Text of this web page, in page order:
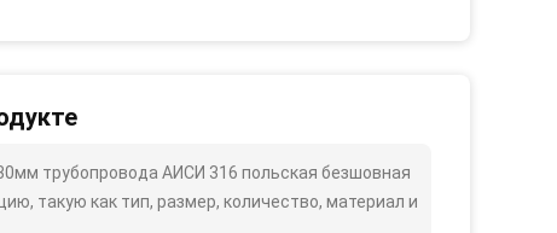
трубопровода АИСИ 316 польская безшовная
такую ​​как тип, размер, количество, материал и